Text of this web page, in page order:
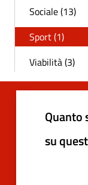
Sociale (13)
Sport (1)
Viabilità (3)
Quanto
su